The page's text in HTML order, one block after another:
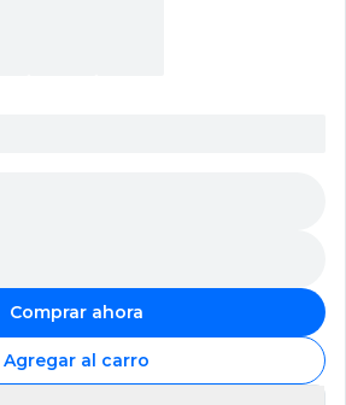
Comprar ahora
Agregar al carro